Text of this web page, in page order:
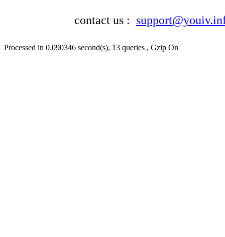
contact us :
Processed in 0.090346 second(s), 13 queries , Gzip On